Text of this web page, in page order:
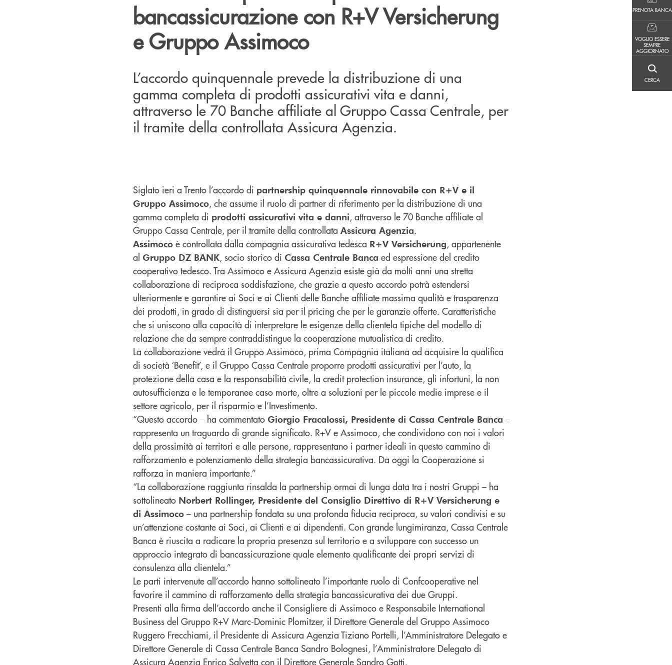
PRENOTA BANCA
VOGLIO ESSERE
SEMPRE
AGGIORNATO
CERCA
bancassicurazione con R+V Versicherung
e Gruppo Assimoco
L’accordo quinquennale prevede la distribuzione di una
gamma completa di prodotti assicurativi vita e danni,
attraverso le 70 Banche affiliate al Gruppo Cassa Centrale, per
il tramite della controllata Assicura Agenzia.
Siglato ieri a Trento l’accordo di partnership quinquennale rinnovabile con R+V e il
Gruppo Assimoco, che assume il ruolo di partner di riferimento per la distribuzione di una
gamma completa di prodotti assicurativi vita e danni, attraverso le 70 Banche affiliate al
Gruppo Cassa Centrale, per il tramite della controllata Assicura Agenzia.
Assimoco è controllata dalla compagnia assicurativa tedesca R+V Versicherung, appartenente
al Gruppo DZ BANK, socio storico di Cassa Centrale Banca ed espressione del credito
cooperativo tedesco. Tra Assimoco e Assicura Agenzia esiste già da molti anni una stretta
collaborazione di reciproca soddisfazione, che grazie a questo accordo potrà estendersi
ulteriormente e garantire ai Soci e ai Clienti delle Banche affiliate massima qualità e trasparenza
dei prodotti, in grado di distinguersi sia per il pricing che per le garanzie offerte. Caratteristiche
che si uniscono alla capacità di interpretare le esigenze della clientela tipiche del modello di
relazione che da sempre contraddistingue la cooperazione mutualistica di credito.
La collaborazione vedrà il Gruppo Assimoco, prima Compagnia italiana ad acquisire la qualifica
di società ‘Benefit’, e il Gruppo Cassa Centrale proporre prodotti assicurativi per l’auto, la
protezione della casa e la responsabilità civile, la credit protection insurance, gli infortuni, la non
autosufficienza e le temporanee caso morte, oltre a soluzioni per le piccole medie imprese e il
settore agricolo, per il risparmio e l’Investimento.
“Questo accordo – ha commentato Giorgio Fracalossi, Presidente di Cassa Centrale Banca –
rappresenta un traguardo di grande significato. R+V e Assimoco, che condividono con noi i valori
della prossimità ai territori e alle persone, rappresentano i partner ideali in questo cammino di
rafforzamento e potenziamento della strategia bancassicurativa. Da oggi la Cooperazione si
rafforza in maniera importante.”
“La collaborazione raggiunta rinsalda la partnership ormai di lunga data tra i nostri Gruppi – ha
sottolineato Norbert Rollinger, Presidente del Consiglio Direttivo di R+V Versicherung e
di Assimoco – una partnership fondata su una profonda fiducia reciproca, su valori condivisi e su
un’attenzione costante ai Soci, ai Clienti e ai dipendenti. Con grande lungimiranza, Cassa Centrale
Banca è riuscita a radicare la propria presenza sul territorio e a sviluppare con successo un
approccio integrato di bancassicurazione quale elemento qualificante dei propri servizi di
consulenza alla clientela.”
Le parti intervenute all’accordo hanno sottolineato l’importante ruolo di Confcooperative nel
favorire il cammino di rafforzamento della strategia bancassicurativa dei due Gruppi.
Presenti alla firma dell’accordo anche il Consigliere di Assimoco e Responsabile International
Business del Gruppo R+V Marc-Dominic Plomitzer, il Direttore Generale del Gruppo Assimoco
Ruggero Frecchiami, il Presidente di Assicura Agenzia Tiziano Portelli, l’Amministratore Delegato e
Direttore Generale di Cassa Centrale Banca Sandro Bolognesi, l’Amministratore Delegato di
Assicura Agenzia Enrico Salvetta con il Direttore Generale Sandro Gotti.